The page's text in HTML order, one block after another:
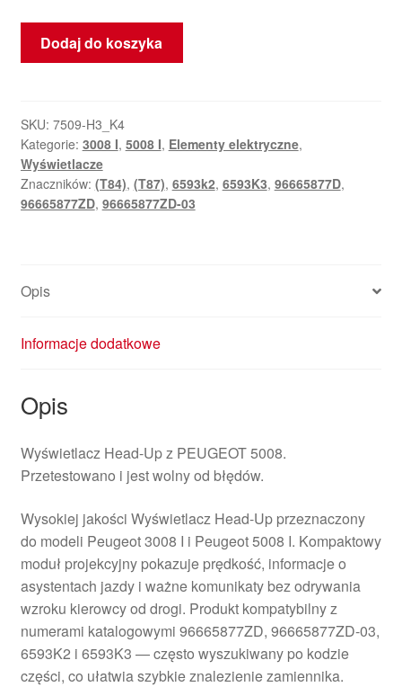
ilość
Wyświetlacz
Peugeot
3008
5008
96665877ZD
6593K2
Dodaj do koszyka
SKU: 7509-H3_K4
Kategorie: 3008 I, 5008 I, Elementy elektryczne,
Wyświetlacze
Znaczników: (T84), (T87), 6593k2, 6593K3, 96665877D,
96665877ZD, 96665877ZD-03
Opis
Informacje dodatkowe
Opis
Wyświetlacz Head-Up z PEUGEOT 5008.
Przetestowano i jest wolny od błędów.
Wysokiej jakości Wyświetlacz Head-Up przeznaczony
do modeli Peugeot 3008 I i Peugeot 5008 I. Kompaktowy
moduł projekcyjny pokazuje prędkość, informacje o
asystentach jazdy i ważne komunikaty bez odrywania
wzroku kierowcy od drogi. Produkt kompatybilny z
numerami katalogowymi 96665877ZD, 96665877ZD-03,
6593K2 i 6593K3 — często wyszukiwany po kodzie
części, co ułatwia szybkie znalezienie zamiennika.